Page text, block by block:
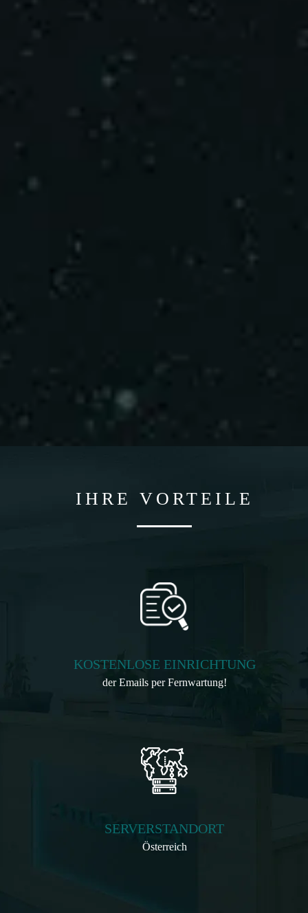
IHRE VORTEILE
KOSTENLOSE EINRICHTUNG
der Emails per Fernwartung!
SERVERSTANDORT
Österreich